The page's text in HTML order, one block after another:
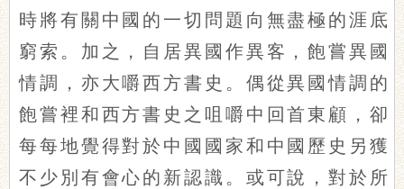
時將有關中國的一切問題向無盡極的涯底
窮索。加之，自居異國作異客，飽嘗異國
情調，亦大嚼西方書史。偶從異國情調的
飽嘗裡和西方書史之咀嚼中回首東顧，卻
每每地覺得對於中國國家和中國歷史另獲
不少別有會心的新認識。或可說，對於所